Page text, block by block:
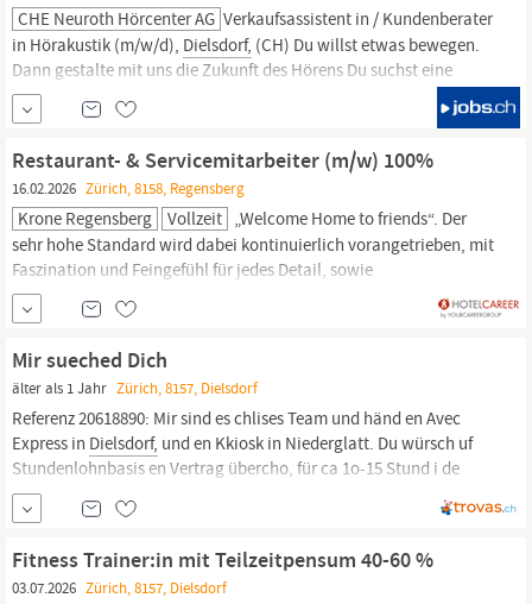
CHE Neuroth Hörcenter AG Verkaufsassistent in / Kundenberater
in Hörakustik (m/w/d), Dielsdorf, (CH) Du willst etwas bewegen.
Dann gestalte mit uns die Zukunft des Hörens Du suchst eine
sinnstiftende Aufgabe, bei der Mensch, Medizin und Technik
zusammenkommen? Bei uns begleitest du Menschen auf dem Weg
Restaurant- & Servicemitarbeiter (m/w) 100%
16.02.2026 Zürich, 8158, Regensberg
Krone Regensberg Vollzeit „Welcome Home to friends“. Der
sehr hohe Standard wird dabei kontinuierlich vorangetrieben, mit
Faszination und Feingefühl für jedes Detail, sowie
geschmackvollem Gespür für das Wesentliche. Hotel Löwen
Dielsdorf
Das Business Hotel Löwen in
ist mit 35 Zimmer
und...
Mir sueched Dich
älter als 1 Jahr Zürich, 8157, Dielsdorf
Referenz 20618890: Mir sind es chlises Team und händ en Avec
Express in Dielsdorf, und en Kkiosk in Niederglatt. Du würsch uf
Stundenlohnbasis en Vertrag übercho, für ca 1o-15 Stund i de
Wuche. Erwünscht isch: gueti Dütschkänntnis Anfragen bitte nur
mit Lebenslauf lizzy77@hispeed.ch
Fitness Trainer:in mit Teilzeitpensum 40-60 %
03.07.2026 Zürich, 8157, Dielsdorf